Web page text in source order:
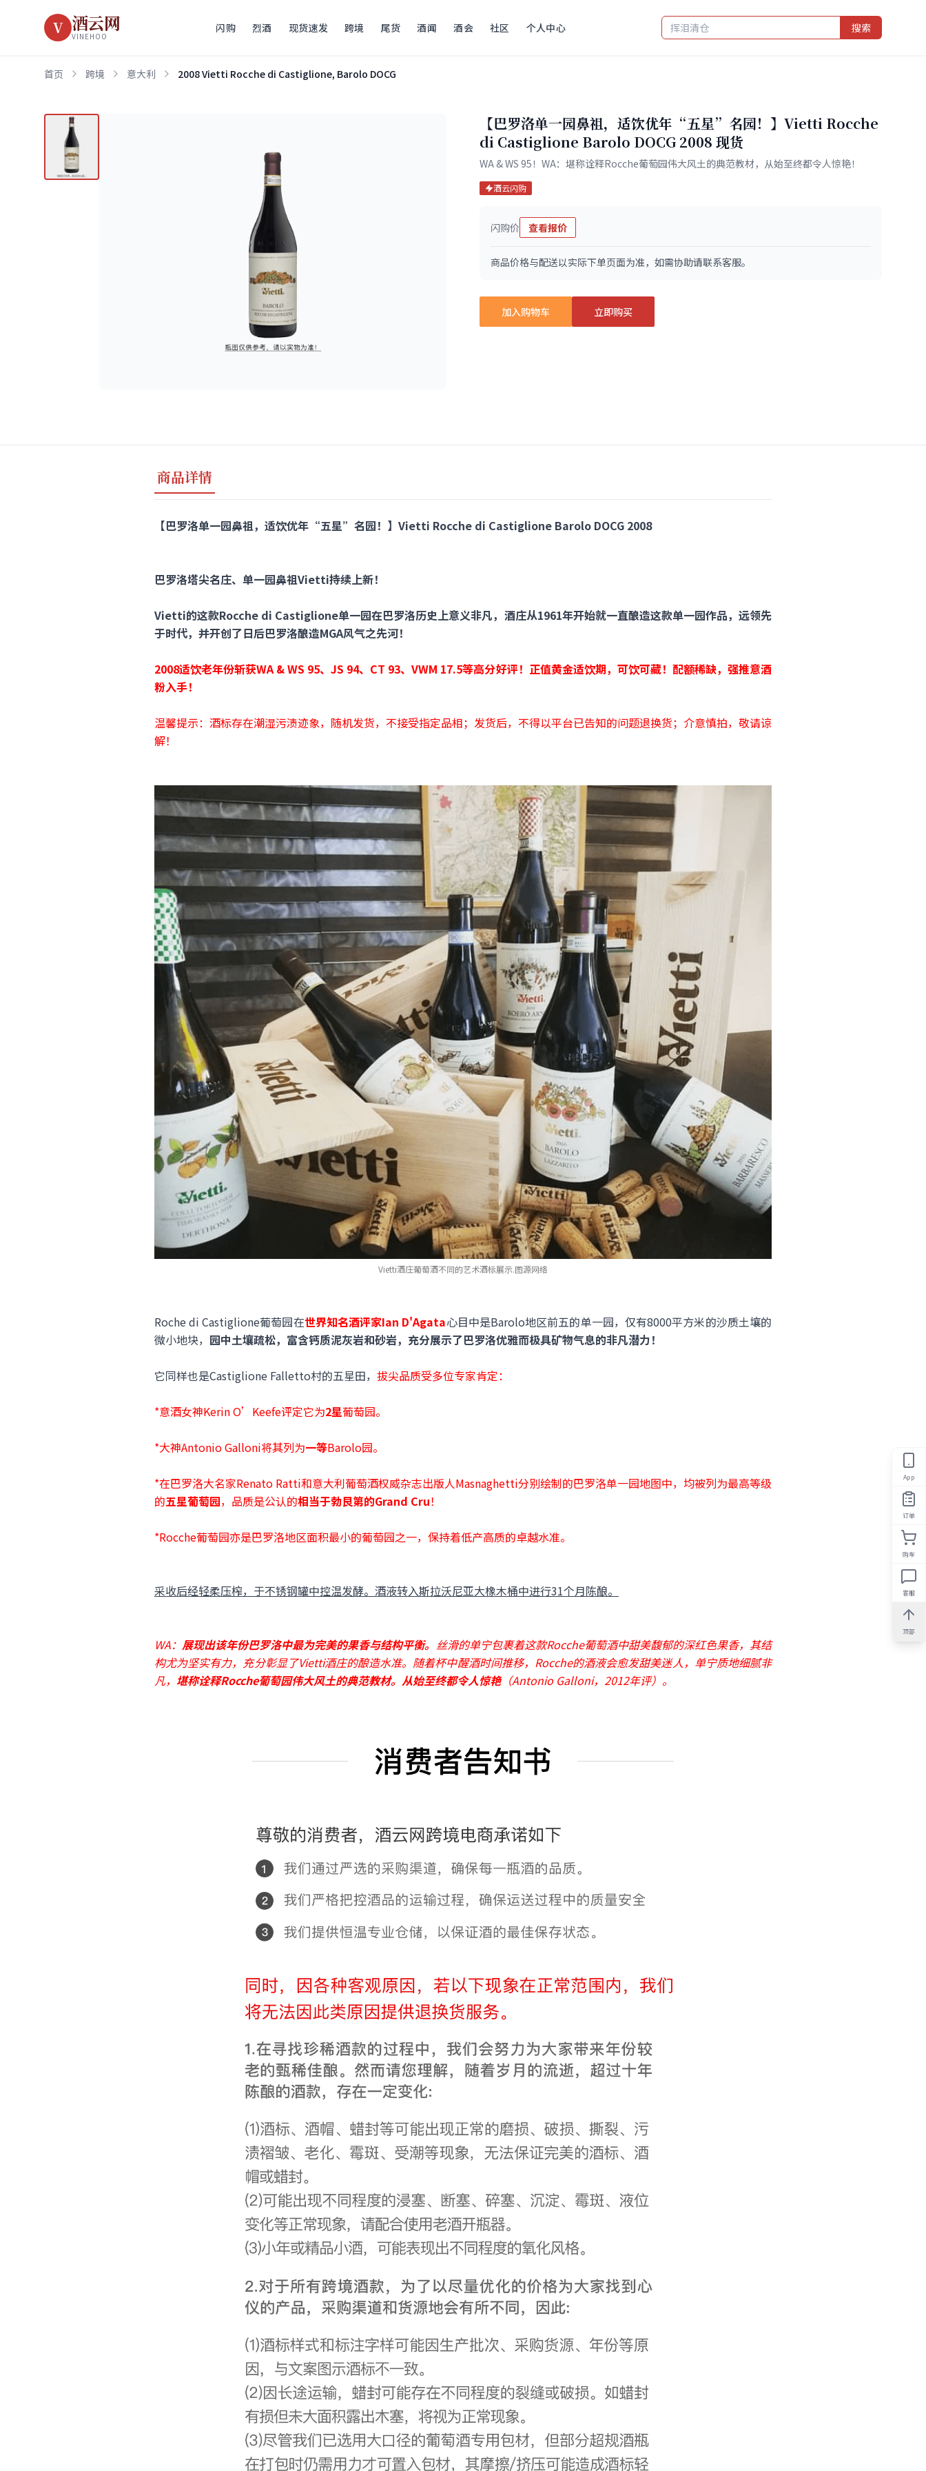
V 酒云网
VINEHOO
闪购 烈酒 现货速发 跨境 尾货 酒闻 酒会 社区 个人中心 搜索
首页 跨境 意大利 2008 Vietti Rocche di Castiglione, Barolo DOCG
【巴罗洛单一园鼻祖，适饮优年“五星”名园！】Vietti Rocche
di Castiglione Barolo DOCG 2008 现货
WA & WS 95！WA：堪称诠释Rocche葡萄园伟大风土的典范教材，从始至终都令人惊艳！
酒云闪购
闪购价 查看报价
商品价格与配送以实际下单页面为准，如需协助请联系客服。
加入购物车 立即购买
商品详情
【巴罗洛单一园鼻祖，适饮优年“五星”名园！】Vietti Rocche di Castiglione Barolo DOCG 2008
巴罗洛塔尖名庄、单一园鼻祖Vietti持续上新！
Vietti的这款Rocche di Castiglione单一园在巴罗洛历史上意义非凡，酒庄从1961年开始就一直酿造这款单一园作品，远领先
于时代，并开创了日后巴罗洛酿造MGA风气之先河！
2008适饮老年份斩获WA & WS 95、JS 94、CT 93、VWM 17.5等高分好评！正值黄金适饮期，可饮可藏！配额稀缺，强推意酒
粉入手！
温馨提示：酒标存在潮湿污渍迹象，随机发货，不接受指定品相；发货后，不得以平台已告知的问题退换货；介意慎拍，敬请谅
解！
Vietti酒庄葡萄酒不同的艺术酒标展示.图源网络
Roche di Castiglione葡萄园在世界知名酒评家Ian D'Agata心目中是Barolo地区前五的单一园，仅有8000平方米的沙质土壤的
微小地块， 园中土壤疏松，富含钙质泥灰岩和砂岩，充分展示了巴罗洛优雅而极具矿物气息的非凡潜力！
它同样也是Castiglione Falletto村的五星田， 拔尖品质受多位专家肯定：
*意酒女神Kerin O’Keefe评定它为2星葡萄园。
*大神Antonio Galloni将其列为一等Barolo园。
*在巴罗洛大名家Renato Ratti和意大利葡萄酒权威杂志出版人Masnaghetti分别绘制的巴罗洛单一园地图中，均被列为最高等级
的五星葡萄园，品质是公认的相当于勃艮第的Grand Cru！
*Rocche葡萄园亦是巴罗洛地区面积最小的葡萄园之一，保持着低产高质的卓越水准。
采收后经轻柔压榨，于不锈钢罐中控温发酵。酒液转入斯拉沃尼亚大橡木桶中进行31个月陈酿。
WA：展现出该年份巴罗洛中最为完美的果香与结构平衡。 丝滑的单宁包裹着这款Rocche葡萄酒中甜美馥郁的深红色果香，其结
构尤为坚实有力，充分彰显了Vietti酒庄的酿造水准。随着杯中醒酒时间推移，Rocche的酒液会愈发甜美迷人，单宁质地细腻非
凡， 堪称诠释Rocche葡萄园伟大风土的典范教材。从始至终都令人惊艳（Antonio Galloni，2012年评）。
App
订单
购车
客服
顶部